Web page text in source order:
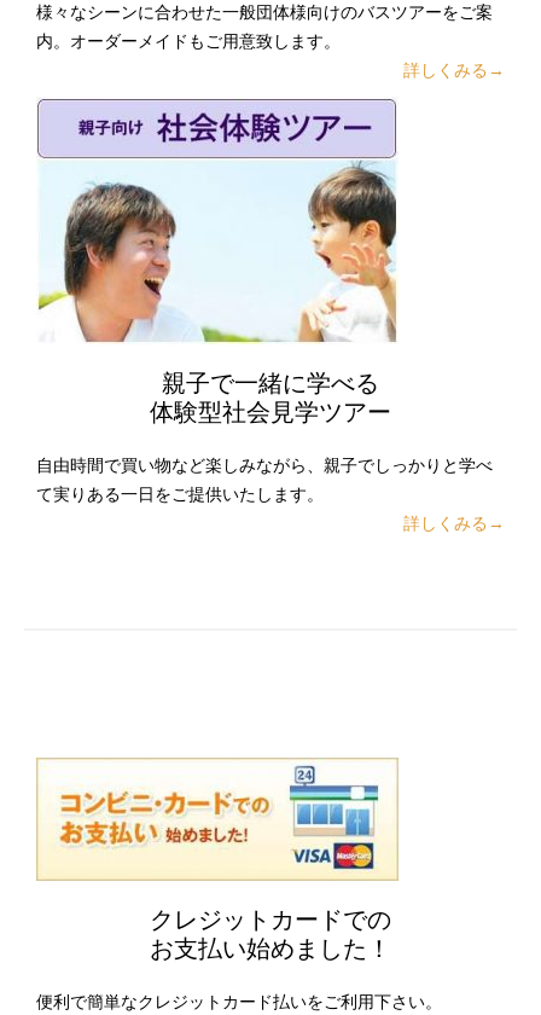
様々なシーンに合わせた一般団体様向けのバスツアーをご案
内。オーダーメイドもご用意致します。
詳しくみる→
親子で一緒に学べる
体験型社会見学ツアー
自由時間で買い物など楽しみながら、親子でしっかりと学べ
て実りある一日をご提供いたします。
詳しくみる→
クレジットカードでの
お支払い始めました！
便利で簡単なクレジットカード払いをご利用下さい。